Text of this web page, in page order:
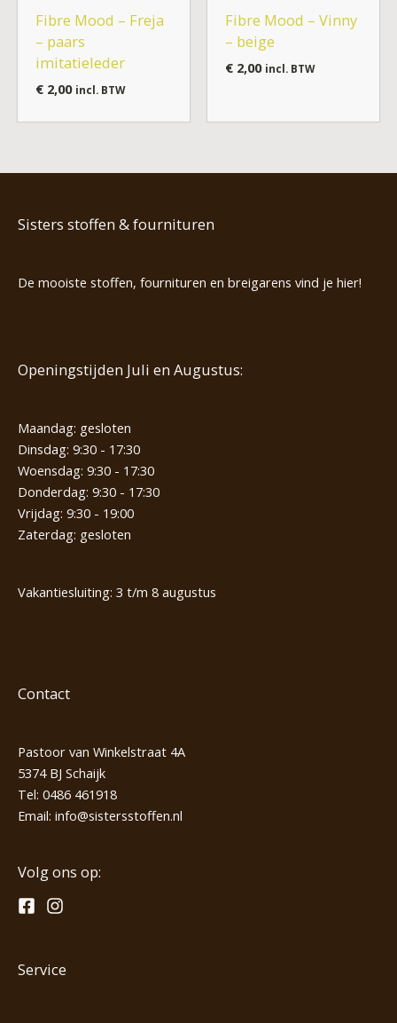
Fibre Mood – Freja
– paars
imitatieleder
€2,00 incl. BTW
Fibre Mood – Vinny
– beige
€2,00 incl. BTW
Sisters stoffen & fournituren
De mooiste stoffen, fournituren en breigarens vind je hier!
Openingstijden Juli en Augustus:
Maandag: gesloten
Dinsdag: 9:30 - 17:30
Woensdag: 9:30 - 17:30
Donderdag: 9:30 - 17:30
Vrijdag: 9:30 - 19:00
Zaterdag: gesloten
Vakantiesluiting: 3 t/m 8 augustus
Contact
Pastoor van Winkelstraat 4A
5374 BJ Schaijk
Tel: 0486 461918
Email: info@sistersstoffen.nl
Volg ons op:
Service